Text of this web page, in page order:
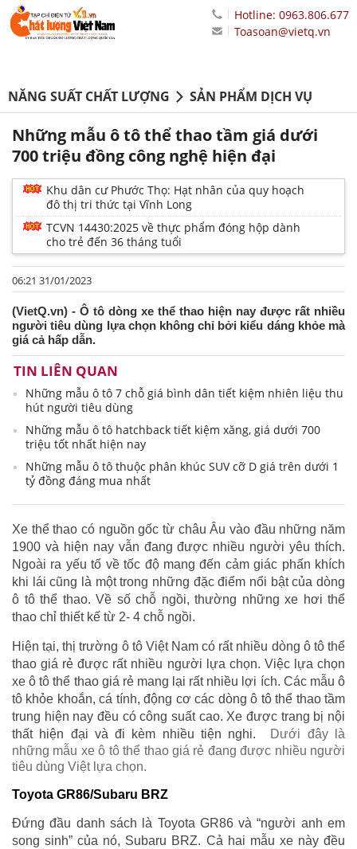
Hotline: 0963.806.677
Toasoan@vietq.vn
NĂNG SUẤT CHẤT LƯỢNG SẢN PHẨM DỊCH VỤ
Những mẫu ô tô thể thao tầm giá dưới
700 triệu đồng công nghệ hiện đại
Khu dân cư Phước Thọ: Hạt nhân của quy hoạch
đô thị tri thức tại Vĩnh Long
TCVN 14430:2025 về thực phẩm đóng hộp dành
cho trẻ đến 36 tháng tuổi
06:21 31/01/2023
(VietQ.vn) - Ô tô dòng xe thể thao hiện nay được rất nhiều
người tiêu dùng lựa chọn không chỉ bởi kiểu dáng khỏe mà
giá cả hấp dẫn.
TIN LIÊN QUAN
Những mẫu ô tô 7 chỗ giá bình dân tiết kiệm nhiên liệu thu
hút người tiêu dùng
Những mẫu ô tô hatchback tiết kiệm xăng, giá dưới 700
triệu tốt nhất hiện nay
Những mẫu ô tô thuộc phân khúc SUV cỡ D giá trên dưới 1
tỷ đồng đáng mua nhất
Xe thể thao có nguồn gốc từ châu Âu vào đầu những năm
1900 và hiện nay vẫn đang được nhiều người yêu thích.
Ngoài ra yếu tố về tốc độ mang đến cảm giác phấn khích
khi lái cũng là một trong những đặc điểm nổi bật của dòng
ô tô thể thao. Về số chỗ ngồi, thường những xe hơi thể
thao chỉ thiết kế từ 2- 4 chỗ ngồi.
Hiện tại, thị trường ô tô Việt Nam có rất nhiều dòng ô tô thể
thao giá rẻ được rất nhiều người lựa chọn. Việc lựa chọn
xe ô tô thể thao giá rẻ mang lại rất nhiều lợi ích. Các mẫu ô
tô khỏe khoắn, cá tính, động cơ các dòng ô tô thể thao tầm
trung hiện nay đều có công suất cao. Xe được trang bị nội
thất hiện đại và đi kèm nhiều tiện nghi.
Dưới đây là
những mẫu xe ô tô thể thao giá rẻ đang được nhiều người
tiêu dùng Việt lựa chọn.
Toyota GR86/Subaru BRZ
Đứng đầu danh sách là Toyota GR86 và “người anh em
song sinh” của nó, Subaru BRZ. Cả hai mẫu xe này đều